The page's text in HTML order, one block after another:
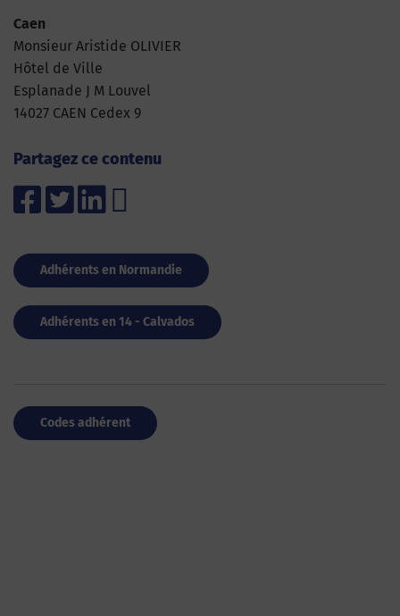
Caen
Monsieur Aristide OLIVIER
Hôtel de Ville
Esplanade J M Louvel
14027 CAEN Cedex 9
Partagez ce contenu
Adhérents en Normandie
Adhérents en 14 - Calvados
Codes adhérent